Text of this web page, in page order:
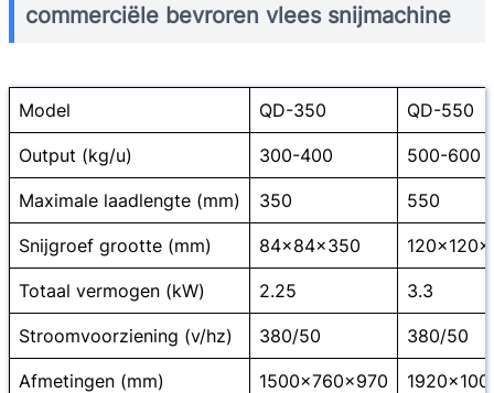
commerciële bevroren vlees snijmachine
Model QD-350 QD-550
Output (kg/u) 300-400 500-600
Maximale laadlengte (mm) 350 550
Snijgroef grootte (mm) 84×84×350
Totaal vermogen (kW) 2.25 3.3
Stroomvoorziening (v/hz) 380/50 380/50
Afmetingen (mm) 1500×760×970